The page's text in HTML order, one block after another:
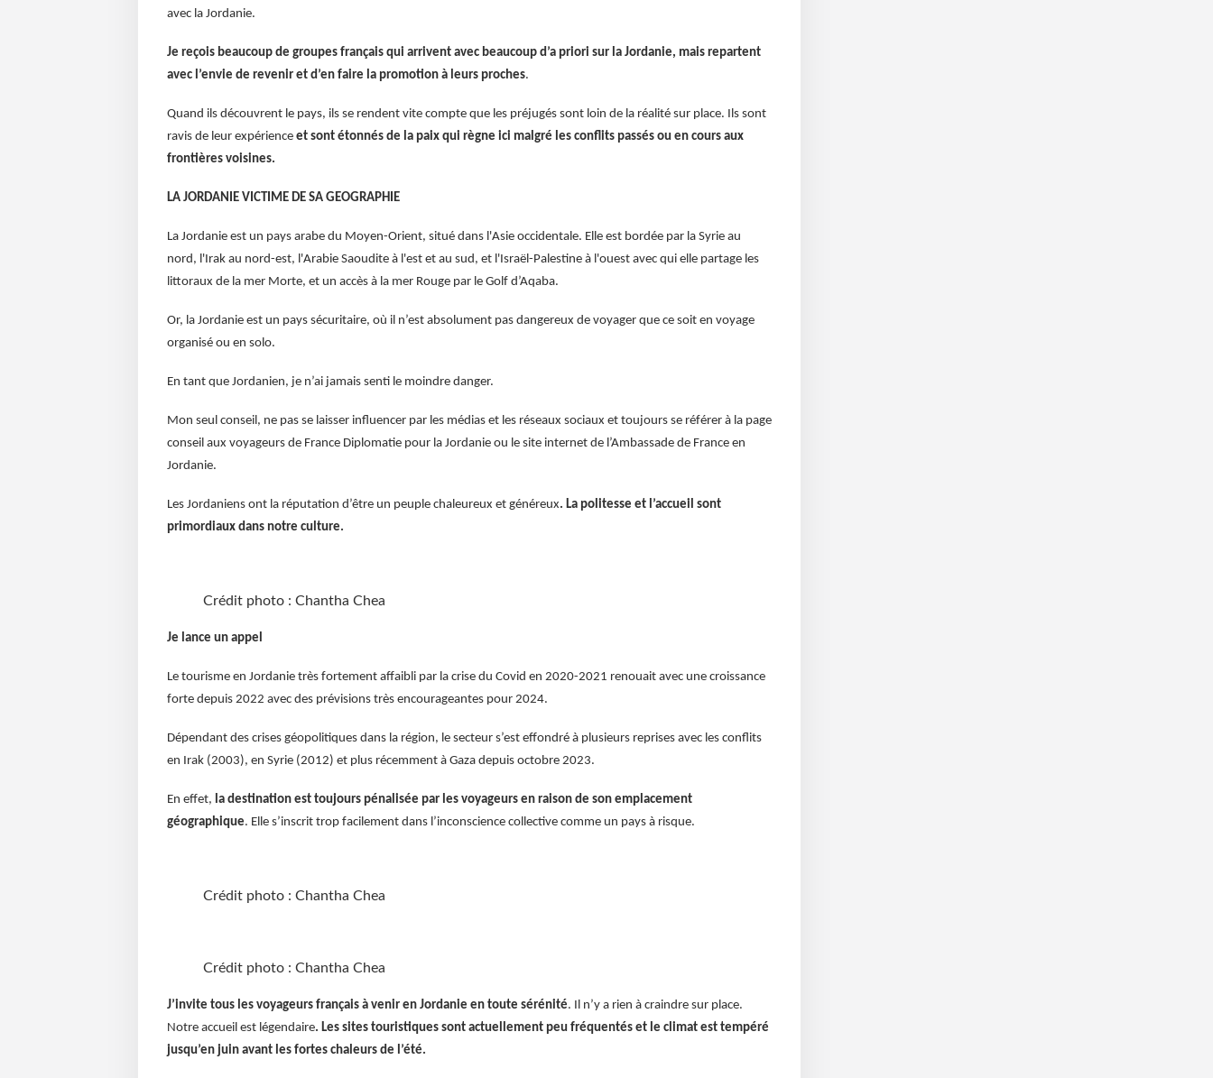
avec la Jordanie.
Je reçois beaucoup de groupes français qui arrivent avec beaucoup d’a priori sur la Jordanie, mais repartent
avec l’envie de revenir et d’en faire la promotion à leurs proches.
Quand ils découvrent le pays, ils se rendent vite compte que les préjugés sont loin de la réalité sur place. Ils sont
ravis de leur expérience et sont étonnés de la paix qui règne ici malgré les conflits passés ou en cours aux
frontières voisines.
LA JORDANIE VICTIME DE SA GEOGRAPHIE
La Jordanie est un pays arabe du Moyen-Orient, situé dans l'Asie occidentale. Elle est bordée par la Syrie au
nord, l'Irak au nord-est, l'Arabie Saoudite à l'est et au sud, et l'Israël-Palestine à l'ouest avec qui elle partage les
littoraux de la mer Morte, et un accès à la mer Rouge par le Golf d’Aqaba.
Or, la Jordanie est un pays sécuritaire, où il n’est absolument pas dangereux de voyager que ce soit en voyage
organisé ou en solo.
En tant que Jordanien, je n’ai jamais senti le moindre danger.
Mon seul conseil, ne pas se laisser influencer par les médias et les réseaux sociaux et toujours se référer à la page
conseil aux voyageurs de France Diplomatie pour la Jordanie ou le site internet de l’Ambassade de France en
Jordanie.
Les Jordaniens ont la réputation d’être un peuple chaleureux et généreux. La politesse et l’accueil sont
primordiaux dans notre culture.
Crédit photo : Chantha Chea
Je lance un appel
Le tourisme en Jordanie très fortement affaibli par la crise du Covid en 2020-2021 renouait avec une croissance
forte depuis 2022 avec des prévisions très encourageantes pour 2024.
Dépendant des crises géopolitiques dans la région, le secteur s’est effondré à plusieurs reprises avec les conflits
en Irak (2003), en Syrie (2012) et plus récemment à Gaza depuis octobre 2023.
En effet, la destination est toujours pénalisée par les voyageurs en raison de son emplacement
géographique. Elle s’inscrit trop facilement dans l’inconscience collective comme un pays à risque.
Crédit photo : Chantha Chea
Crédit photo : Chantha Chea
J’invite tous les voyageurs français à venir en Jordanie en toute sérénité. Il n’y a rien à craindre sur place.
Notre accueil est légendaire. Les sites touristiques sont actuellement peu fréquentés et le climat est tempéré
jusqu’en juin avant les fortes chaleurs de l’été.